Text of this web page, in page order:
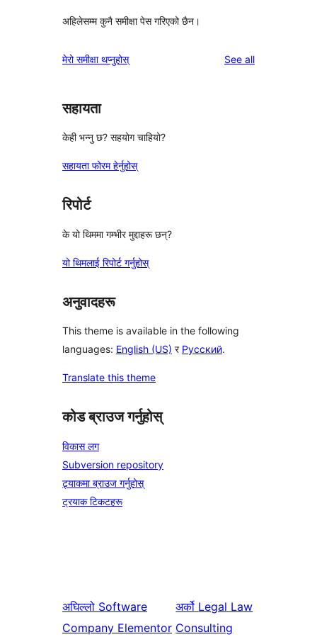
अहिलेसम्म कुनै समीक्षा पेस गरिएको छैन।
मेरो समीक्षा थप्नुहोस् See allreviews
सहायता
केही भन्नु छ? सहयोग चाहियो?
सहायता फोरम हेर्नुहोस्
रिपोर्ट
के यो थिममा गम्भीर मुद्दाहरू छन्?
यो थिमलाई रिपोर्ट गर्नुहोस्
अनुवादहरू
This theme is available in the following
languages: English (US) र Русский.
Translate this theme
कोड ब्राउज गर्नुहोस्
विकास लग
Subversion repository
ट्र्याकमा ब्राउज गर्नुहोस्
ट्रयाक टिकटहरू
अघिल्लो Software
Company Elementor
अर्को Legal Law
Consulting